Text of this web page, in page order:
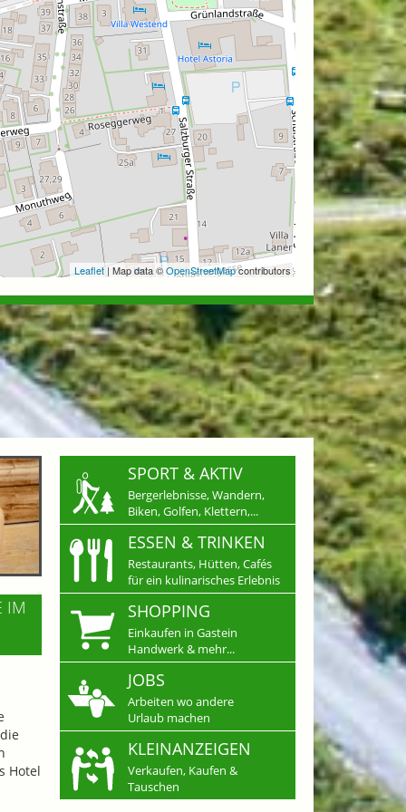
Leaflet| Map data ©OpenStreetMapcontributors
IM
Hotel
SPORT & AKTIV
Bergerlebnisse, Wandern,
Biken, Golfen, Klettern,...
ESSEN & TRINKEN
Restaurants, Hütten, Cafés
für ein kulinarisches Erlebnis
SHOPPING
Einkaufen in Gastein
Handwerk & mehr...
JOBS
Arbeiten wo andere
Urlaub machen
KLEINANZEIGEN
Verkaufen, Kaufen &
Tauschen